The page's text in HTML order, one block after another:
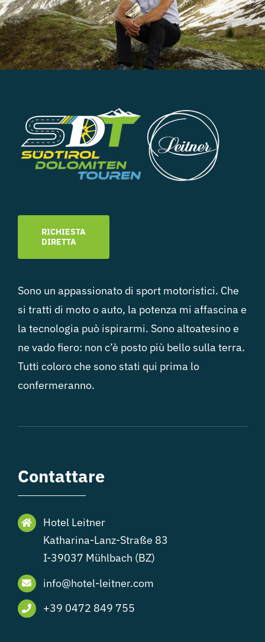
RICHIESTA
DIRETTA
Sono un appassionato di sport motoristici. Che
si tratti di moto o auto, la potenza mi affascina e
la tecnologia può ispirarmi. Sono altoatesino e
ne vado fiero: non c’è posto più bello sulla terra.
Tutti coloro che sono stati qui prima lo
confermeranno.
Contattare
Hotel Leitner
Katharina-Lanz-Straße 83
I-39037 Mühlbach (BZ)
info@hotel-leitner.com
+39 0472 849 755